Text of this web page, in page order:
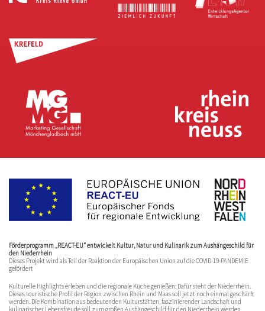
Förderprogramm „REACT-EU“ entwickelt Kultur, Natur und Kulinarik zum Aushängeschild für
den Niederrhein
Dieses Projekt wird als Teil der Reaktion der Europäischen Union auf die COVID-19-PANDEMIE
gefördert
Kulturelle Highlights erleben und die regionale Küche genießen: Dafür steht der Niederrhein.
Dieses touristische Profil der Region zwischen Rhein und Maas soll jetzt noch einmal geschärft
werden. Die Kombination aus bedeutenden Kulturstätten, faszinierender Landschaft und
kulinarischer Lebensfreude soll zum großen Aushängeschild für den Niederrhein werden.